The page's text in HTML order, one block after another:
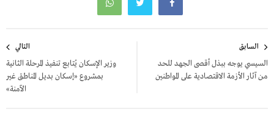
المقالات
السابق
السيسي يوجه ببذل أقصى الجهد للحد
من آثار الأزمة الاقتصادية على المواطنين
التالي
وزير الإسكان يُتابع تنفيذ المرحلة الثانية
بمشروع «إسكان بديل المناطق غير
الآمنة»